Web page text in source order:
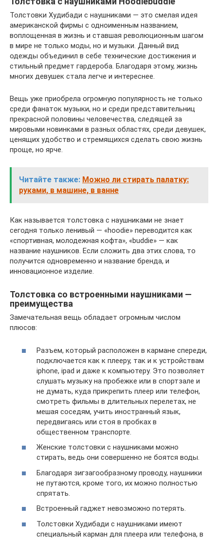
Толстовки Худибади с наушниками — это смелая идея
американской фирмы с одноименным названием,
воплощенная в жизнь и ставшая революционным шагом
в мире не только моды, но и музыки. Данный вид
одежды объединил в себе технические достижения и
стильный предмет гардероба. Благодаря этому, жизнь
многих девушек стала легче и интереснее.
Вещь уже приобрела огромную популярность не только
среди фанаток музыки, но и среди представительниц
прекрасной половины человечества, следящей за
мировыми новинками в разных областях, среди девушек,
ценящих удобство и стремящихся сделать свою жизнь
проще, но ярче.
Читайте также: Можно ли стирать палатку:
руками, в машине, в ванне
Как называется толстовка с наушниками не знает
сегодня только ленивый — «hoodie» переводится как
«спортивная, молодежная кофта», «buddie» — как
название наушников. Если сложить два этих слова, то
получится одновременно и название бренда, и
инновационное изделие.
Толстовка со встроенными наушниками —
преимущества
Замечательная вещь обладает огромным числом
плюсов:
Разъем, который расположен в кармане спереди,
подключается как к плееру, так и к устройствам
iphone, ipad и даже к компьютеру. Это позволяет
слушать музыку на пробежке или в спортзале и
не думать, куда прикрепить плеер или телефон,
смотреть фильмы в длительных перелетах, не
мешая соседям, учить иностранный язык,
передвигаясь или стоя в пробках в
общественном транспорте.
Женские толстовки с наушниками можно
стирать, ведь они совершенно не боятся воды.
Благодаря зигзагообразному проводу, наушники
не путаются, кроме того, их можно полностью
спрятать.
Встроенный гаджет невозможно потерять.
Толстовки Худибади с наушниками имеют
специальный карман для плеера или телефона, в